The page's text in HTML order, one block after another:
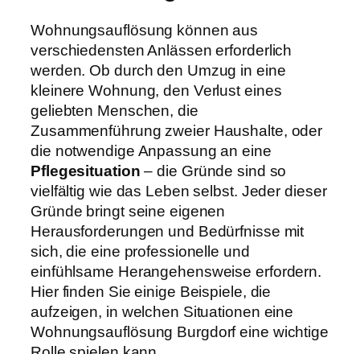
Wohnungsauflösung können aus
verschiedensten Anlässen erforderlich
werden. Ob durch den Umzug in eine
kleinere Wohnung, den Verlust eines
geliebten Menschen, die
Zusammenführung zweier Haushalte, oder
die notwendige Anpassung an eine
Pflegesituation – die Gründe sind so
vielfältig wie das Leben selbst. Jeder dieser
Gründe bringt seine eigenen
Herausforderungen und Bedürfnisse mit
sich, die eine professionelle und
einfühlsame Herangehensweise erfordern.
Hier finden Sie einige Beispiele, die
aufzeigen, in welchen Situationen eine
Wohnungsauflösung Burgdorf eine wichtige